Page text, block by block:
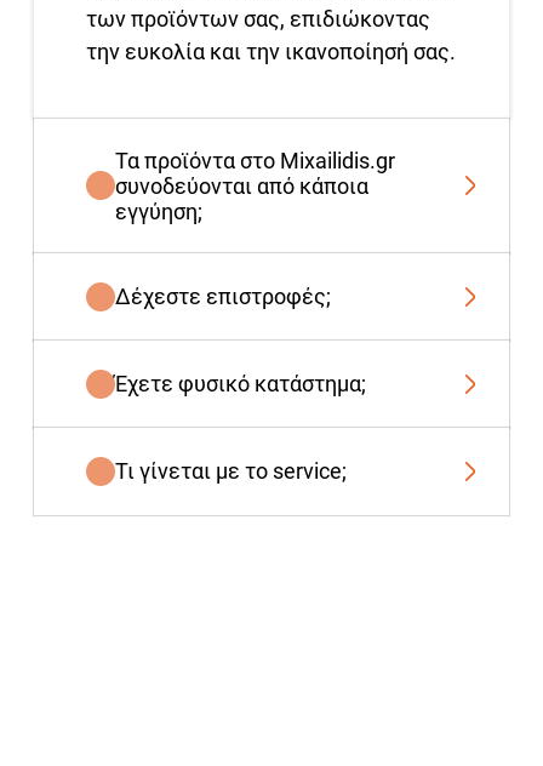
των προϊόντων σας, επιδιώκοντας
την ευκολία και την ικανοποίησή σας.
Τα προϊόντα στο Mixailidis.gr
συνοδεύονται από κάποια
εγγύηση;
Δέχεστε επιστροφές;
Έχετε φυσικό κατάστημα;
Τι γίνεται με το service;